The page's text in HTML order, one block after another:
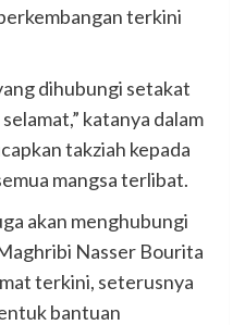
terkini
dihubungi setakat
katanya dalam
takziah kepada
mangsa terlibat.
akan menghubungi
Nasser Bourita
terkini, seterusnya
bantuan